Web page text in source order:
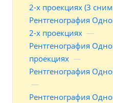
2-х проекциях (3
Рентгенография
2-х проекциях —
Рентгенография
проекциях —
Рентгенография
—
Рентгенография